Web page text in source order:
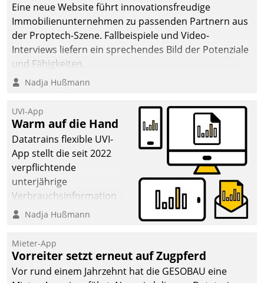
Eine neue Website führt innovationsfreudige
Immobilienunternehmen zu passenden Partnern aus
der Proptech-Szene. Fallbeispiele und Video-
Interviews liefern ein sprechendes Bild der Potenziale
und Fähigkeiten.
Nadja Hußmann
UVI-App
Warm auf die Hand
Datatrains flexible UVI-
App stellt die seit 2022
verpflichtende
unterjährige
Verbrauchsinformation
schnell, zuverlässig und
Die monatlichen
Mitteilungen zum
Heizungs- und
Nadja Hußmann
Mieter-App
Vorreiter setzt erneut auf Zugpferd
Vor rund einem Jahrzehnt hat die GESOBAU eine